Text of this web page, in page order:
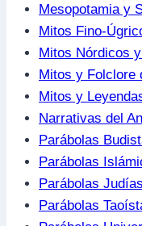
Mesopotamia y
Mitos Fino-
Mitos Nórdicos
Mitos y Folclore
Mitos y
Narrativas del
Parábolas
Parábolas
Parábolas
Parábolas